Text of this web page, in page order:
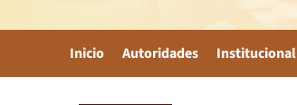
Inicio Autoridades Institucional